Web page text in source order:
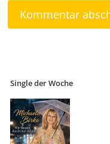
Single der Woche